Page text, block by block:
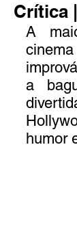
Crítica
A
a
humor